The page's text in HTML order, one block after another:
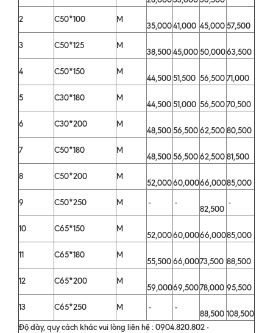
2 C50*100 M
35,00041,000 45,00057,500
3
C50*125 M
38,50045,00050,00063,500
4
C50*150 M
44,50051,500 56,50071,000
5
C30*180 M
44,50051,000 56,50070,500
6
C30*200 M
48,50056,50062,50080,500
7
C50*180 M
48,50056,50062,50081,500
8
C50*200 M
52,00060,00066,00085,000
9
C50*250 M - -
82,500
-
10 C65*150 M
52,00060,00066,00085,000
11
C65*180 M
55,50066,00073,500 88,500
12
C65*200 M
59,00069,50078,000 95,500
13
C65*250 M - -
88,500 108,500
Độ dày, quy cách khác vui lòng liên hệ : 0904.820.802 -